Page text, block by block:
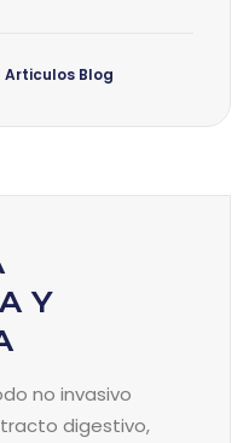
Articulos Blog
Y
no invasivo
digestivo,